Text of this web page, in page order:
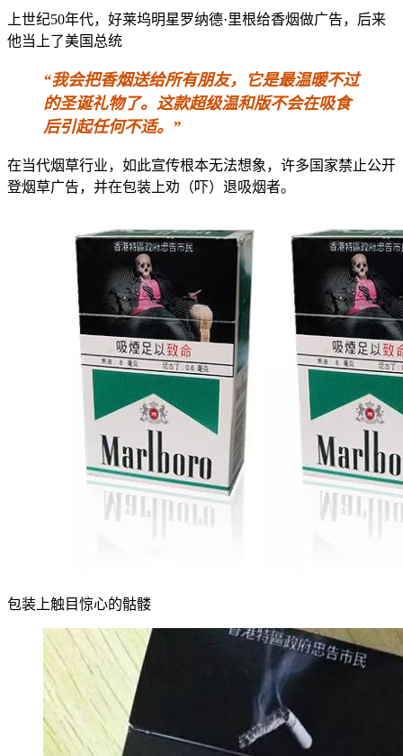
上世纪50年代，好莱坞明星罗纳德·里根给香烟做广告，后来
他当上了美国总统
“我会把香烟送给所有朋友，它是最温暖不过
的圣诞礼物了。这款超级温和版不会在吸食
后引起任何不适。”
在当代烟草行业，如此宣传根本无法想象，许多国家禁止公开
登烟草广告，并在包装上劝（吓）退吸烟者。
包装上触目惊心的骷髅